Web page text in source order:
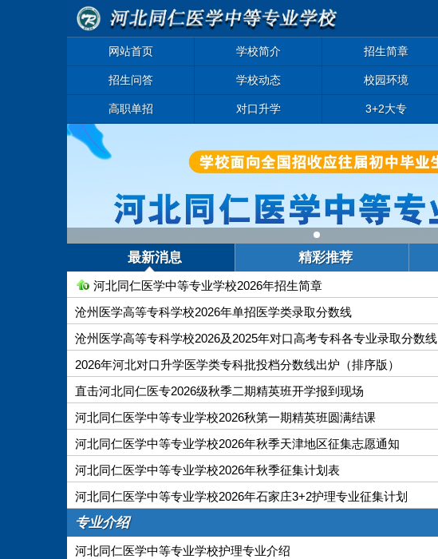
网站首页 学校简介 招生简章
招生问答 学校动态 校园环境
高职单招 对口升学 3+2大专
最新消息 精彩推荐
河北同仁医学中等专业学校2026年招生简章
沧州医学高等专科学校2026年单招医学类录取分数线
沧州医学高等专科学校2026及2025年对口高考专科各专业录取分数线
2026年河北对口升学医学类专科批投档分数线出炉（排序版）
直击河北同仁医专2026级秋季二期精英班开学报到现场
河北同仁医学中等专业学校2026秋第一期精英班圆满结课
河北同仁医学中等专业学校2026年秋季天津地区征集志愿通知
河北同仁医学中等专业学校2026年秋季征集计划表
河北同仁医学中等专业学校2026年石家庄3+2护理专业征集计划
专业介绍
河北同仁医学中等专业学校护理专业介绍